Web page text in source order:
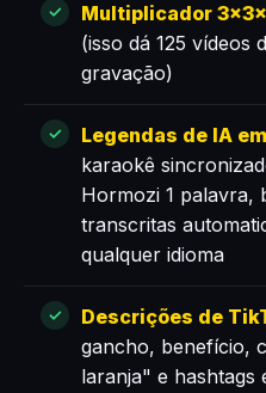
Multiplicador
(isso dá 125 vídeos
gravação)
Legendas de IA
karaokê
Hormozi 1
transcritas
qualquer idioma
Descrições de
gancho, benefício,
laranja" e hashtags